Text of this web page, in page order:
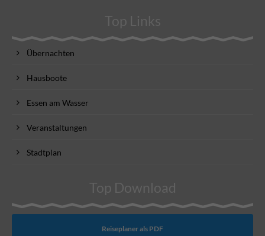
Top Links
Übernachten
Hausboote
Essen am Wasser
Veranstaltungen
Stadtplan
Top Download
Reiseplaner als PDF